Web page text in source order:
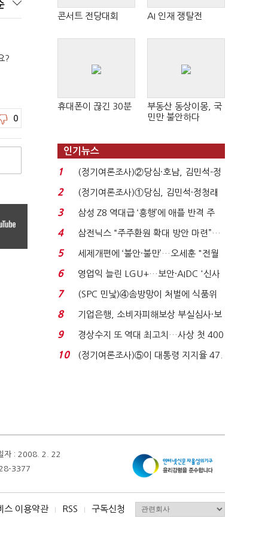
?
0
콘서트 전당대회 AI 인재 쟁탈전
휴대폰이 끊긴 30분
부동산 동상이몽, 국
민만 불안하다
인기뉴스
1
(정기여론조사)②당심·호남, 김민석-정
청래 '초접전'...
2
(정기여론조사)①당심, 김민석·정청래
'초접전'…대통령 ...
3
삼성 Z8 역대급 ‘흥행’에 애플 반격 주
목…9월 ‘폴...
4
삼전닉스 “주주환원 확대 방안 마련”…
로이터에 성명...
5
세제개편에 ‘불안·불만’…오세훈 "전월
세 구하기 더 ...
6
영업익 늘린 LGU+…보안·AIDC '신사
업 드라이브'...
7
(SPC 민낯)④솜방망이 처벌에 식품위
생법 위반 반복...
8
기업은행, 소비자피해보상 부실심사·보
이스피싱 공시 ...
9
경상수지 또 역대 최고치…사상 첫 400
억달러에 '3% 성...
10
(정기여론조사)⑤이 대통령 지지율 47.
자 : 2008. 2. 22
3377
스 이용약관 I RSS I 구독신청